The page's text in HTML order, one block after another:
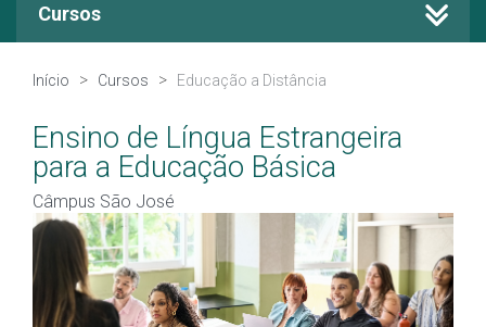
Cursos
Cursos Técnicos
Graduação
Qualificação Profissional
Pós-graduação
Educação a Distância
Início Cursos Educação a Distância
Ensino de Língua Estrangeira
para a Educação Básica
Câmpus São José